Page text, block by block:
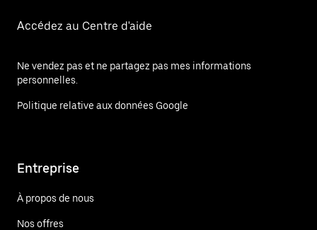
Accédez au Centre d'aide
Ne vendez pas et ne partagez pas mes informations
personnelles.
Politique relative aux données Google
Entreprise
À propos de nous
Nos offres